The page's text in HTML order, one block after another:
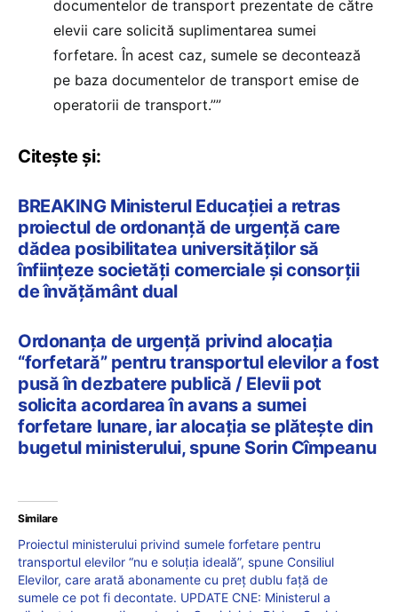
documentelor de transport prezentate de către
elevii care solicită suplimentarea sumei
forfetare. În acest caz, sumele se decontează
pe baza documentelor de transport emise de
operatorii de transport.””
Citește și:
BREAKING Ministerul Educației a retras
proiectul de ordonanță de urgență care
dădea posibilitatea universităților să
înființeze societăți comerciale și consorții
de învățământ dual
Ordonanța de urgență privind alocația
“forfetară” pentru transportul elevilor a fost
pusă în dezbatere publică / Elevii pot
solicita acordarea în avans a sumei
forfetare lunare, iar alocația se plătește din
bugetul ministerului, spune Sorin Cîmpeanu
Similare
Proiectul ministerului privind sumele forfetare pentru
transportul elevilor “nu e soluția ideală”, spune Consiliul
Elevilor, care arată abonamente cu preț dublu față de
sumele ce pot fi decontate. UPDATE CNE: Ministerul a